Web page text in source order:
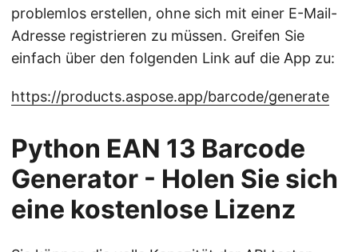
problemlos erstellen, ohne sich mit einer E-Mail-
Adresse registrieren zu müssen. Greifen Sie
einfach über den folgenden Link auf die App zu:
https://products.aspose.app/barcode/generate
Python EAN 13 Barcode
Generator - Holen Sie sich
eine kostenlose Lizenz